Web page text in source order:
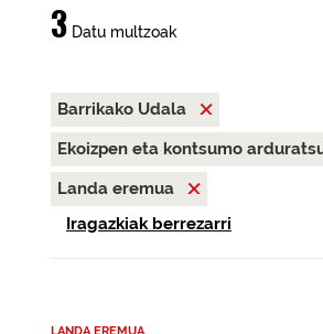
3Datu multzoak
Barrikako Udala
Ekoizpen eta kontsumo
Landa eremua
Iragazkiak berrezarri